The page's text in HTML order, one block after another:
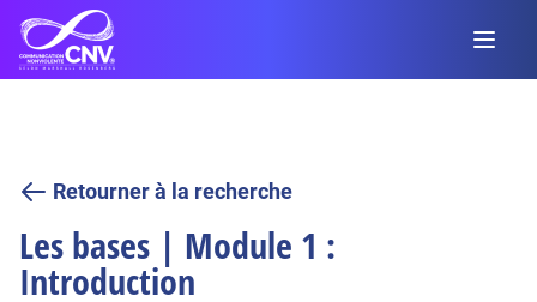
Retourner à la recherche
Les bases | Module 1 :
Introduction